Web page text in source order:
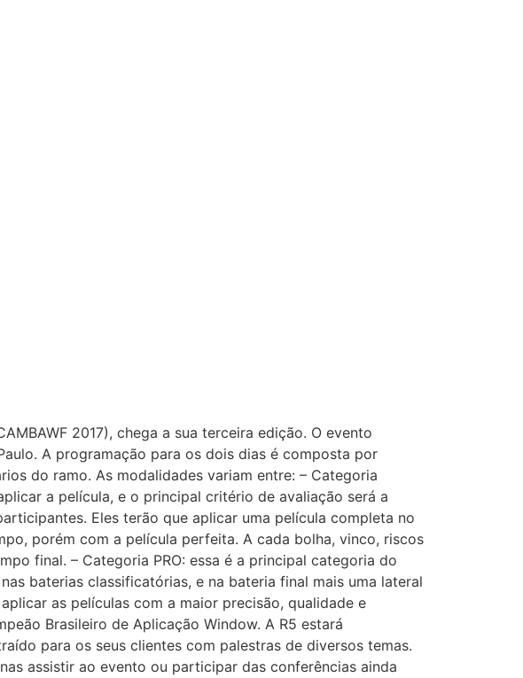
2017), chega a sua terceira edição. O evento
A programação para os dois dias é composta por
do ramo. As modalidades variam entre: – Categoria
a película, e o principal critério de avaliação será a
Eles terão que aplicar uma película completa no
porém com a película perfeita. A cada bolha, vinco, riscos
final. – Categoria PRO: essa é a principal categoria do
baterias classificatórias, e na bateria final mais uma lateral
as películas com a maior precisão, qualidade e
Brasileiro de Aplicação Window. A R5 estará
para os seus clientes com palestras de diversos temas.
assistir ao evento ou participar das conferências ainda